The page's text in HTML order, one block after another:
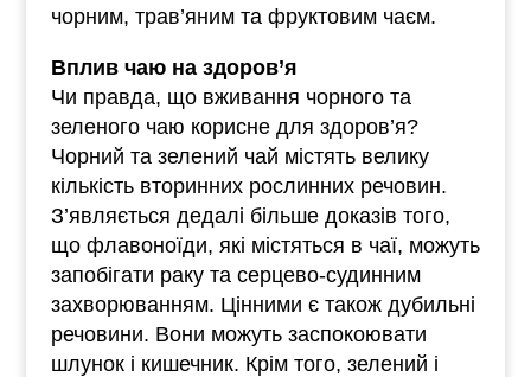
чорним, трав’яним та фруктовим чаєм.
Вплив чаю на здоров’я
Чи правда, що вживання чорного та
зеленого чаю корисне для здоров’я?
Чорний та зелений чай містять велику
кількість вторинних рослинних речовин.
З’являється дедалі більше доказів того,
що флавоноїди, які містяться в чаї, можуть
запобігати раку та серцево-судинним
захворюванням. Цінними є також дубильні
речовини. Вони можуть заспокоювати
шлунок і кишечник. Крім того, зелений і